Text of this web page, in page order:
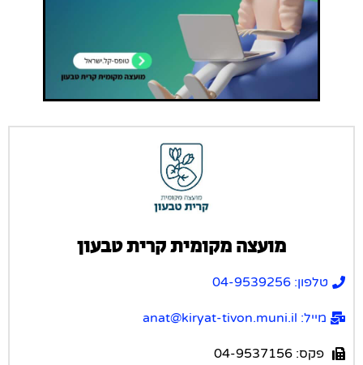
מועצה מקומית קרית טבעון
טלפון: 04-9539256
מייל: anat@kiryat-tivon.muni.il
פקס: 04-9537156